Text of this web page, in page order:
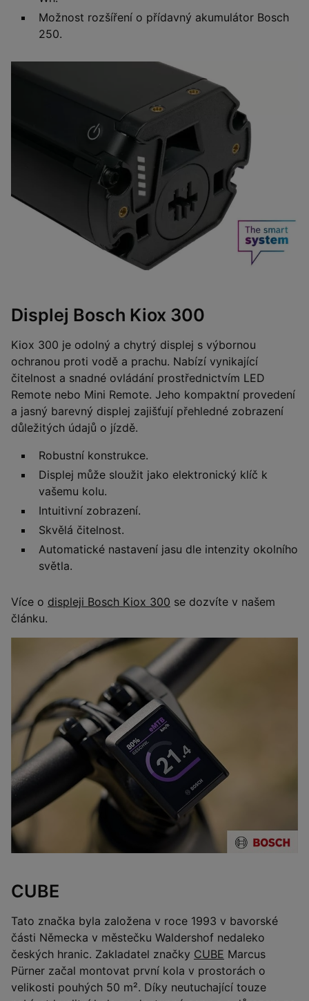
Možnost rozšíření o přídavný akumulátor Bosch
250.
Displej Bosch Kiox 300
Kiox 300 je odolný a chytrý displej s výbornou
ochranou proti vodě a prachu. Nabízí vynikající
čitelnost a snadné ovládání prostřednictvím LED
Remote nebo Mini Remote. Jeho kompaktní provedení
a jasný barevný displej zajišťují přehledné zobrazení
důležitých údajů o jízdě.
Robustní konstrukce.
Displej může sloužit jako elektronický klíč k
vašemu kolu.
Intuitivní zobrazení.
Skvělá čitelnost.
Automatické nastavení jasu dle intenzity okolního
světla.
Více o displeji Bosch Kiox 300 se dozvíte v našem
článku.
CUBE
Tato značka byla založena v roce 1993 v bavorské
části Německa v městečku Waldershof nedaleko
českých hranic. Zakladatel značky CUBE Marcus
Pürner začal montovat první kola v prostorách o
velikosti pouhých 50 m². Díky neutuchající touze